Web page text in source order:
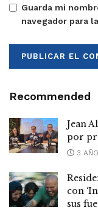
Guarda mi
navegador para
Recommended
Jean
por
3
con
sus